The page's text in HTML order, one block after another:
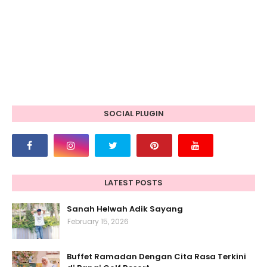
SOCIAL PLUGIN
LATEST POSTS
Sanah Helwah Adik Sayang
February 15, 2026
Buffet Ramadan Dengan Cita Rasa Terkini